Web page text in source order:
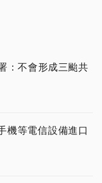
：不會形成三颱共
機等電信設備進口